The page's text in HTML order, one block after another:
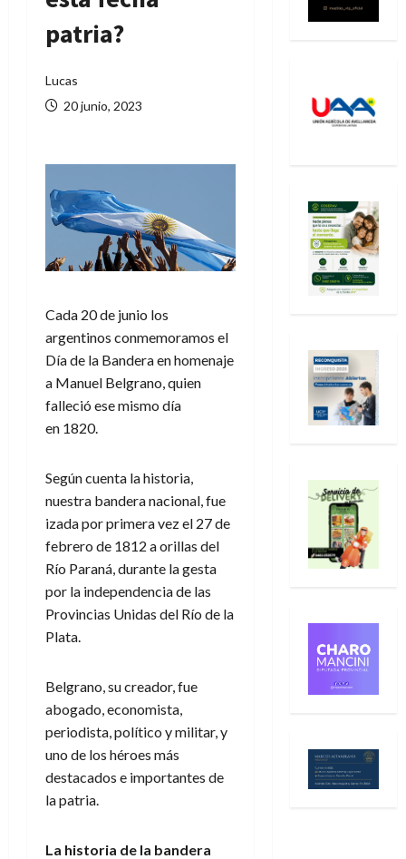
patria?
Lucas
20 junio, 2023
Cada 20 de junio los
argentinos conmemoramos el
Día de la Bandera en homenaje
a Manuel Belgrano, quien
falleció ese mismo día
en 1820.
Según cuenta la historia,
nuestra bandera nacional, fue
izada por primera vez el 27 de
febrero de 1812 a orillas del
Río Paraná, durante la gesta
por la independencia de las
Provincias Unidas del Río de la
Plata.
Belgrano, su creador, fue
abogado, economista,
periodista, político y militar, y
uno de los héroes más
destacados e importantes de
la patria.
La historia de la bandera